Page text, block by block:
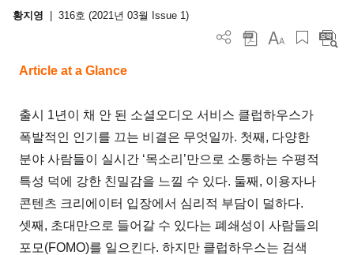
황지영 316호 (2021년 03월 Issue 1)
Article at a Glance
출시 1년이 채 안 된 소셜오디오 서비스 클럽하우스가
폭발적인 인기를 끄는 비결은 무엇일까. 첫째, 다양한
분야 사람들이 실시간 ‘목소리’만으로 소통하는 수평적
특성 덕에 강한 친밀감을 느낄 수 있다. 둘째, 이용자나
콘텐츠 크리에이터 입장에서 심리적 부담이 덜하다.
셋째, 초대만으로 들어갈 수 있다는 폐쇄성이 사람들의
포모(FOMO)를 일으킨다. 하지만 클럽하우스는 검색